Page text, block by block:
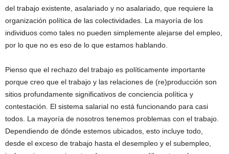
del trabajo existente, asalariado y no asalariado, que requiere la
organización política de las colectividades. La mayoría de los
individuos como tales no pueden simplemente alejarse del empleo,
por lo que no es eso de lo que estamos hablando.
Pienso que el rechazo del trabajo es políticamente importante
porque creo que el trabajo y las relaciones de (re)producción son
sitios profundamente significativos de conciencia política y
contestación. El sistema salarial no está funcionando para casi
todos. La mayoría de nosotros tenemos problemas con el trabajo.
Dependiendo de dónde estemos ubicados, esto incluye todo,
desde el exceso de trabajo hasta el desempleo y el subempleo,